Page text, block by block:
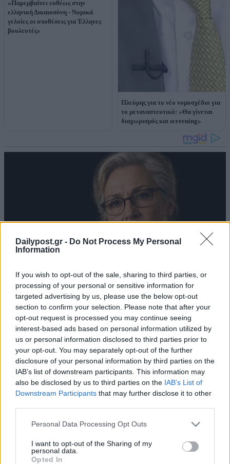
Dailypost.gr - Do Not Process My Personal
Information
If you wish to opt-out of the sale, sharing to third parties, or
processing of your personal or sensitive information for
targeted advertising by us, please use the below opt-out
section to confirm your selection. Please note that after your
opt-out request is processed you may continue seeing
interest-based ads based on personal information utilized by
us or personal information disclosed to third parties prior to
your opt-out. You may separately opt-out of the further
disclosure of your personal information by third parties on the
IAB’s list of downstream participants. This information may
also be disclosed by us to third parties on the IAB’s List of
Downstream Participants that may further disclose it to other
Personal Data Processing Opt Outs
I want to opt-out of the Sharing of my
personal data.
Opted In
«Παρεμβαίνει ευθέως στην
ελληνική Δικαιοσύνη - Νομικά
γελοίες οι υποθέσεις για Έλληνες
βουλευτές»
Πλεύρης για το νέο νομοσχέδιο για
το μεταναστευτικό: «Θα γίνεται
διαχωρισμός και screening»